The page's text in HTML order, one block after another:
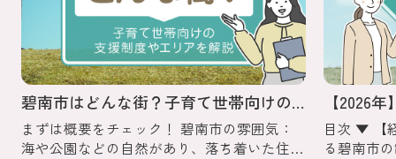
碧南市はどんな街？子育て世帯向けの支援制度やエリアを解説
まずは概要をチェック！ 碧南市の雰囲気：
海や公園などの自然があり、落ち着いた住宅
目次 ▼ 【経済的な支援】子育て世帯を支え
る碧南市